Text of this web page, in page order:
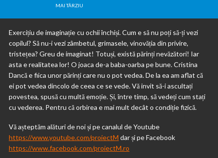
MAI TÂRZIU
Exercițiu de imaginație cu ochii închiși. Cum e să nu poți să-ți vezi
copilul? Să nu-i vezi zâmbetul, grimasele, vinovăția din privire,
tristețea? Greu de imaginat! Totuși, există părinți nevăzători! Iar
asta e realitatea lor! O joaca de-a baba-oarba pe bune. Cristina
Dancă e fiica unor părinți care nu o pot vedea. De la ea am aflat că
ei pot vedea dincolo de ceea ce se vede. Vă invit să-i ascultați
povestea, spusă cu multă emoție. Și, între timp, să vedeți cum stați
cu vederea. Pentru că orbirea e mai mult decât o condiție fizică.
Vă așteptăm alături de noi și pe canalul de Youtube
https://www.youtube.com/proiectM dar și pe Facebook
https://www.facebook.com/proiectM.ro